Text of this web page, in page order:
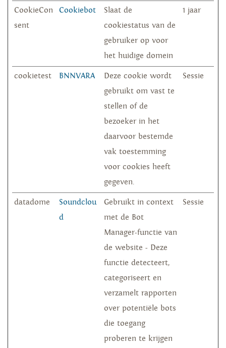
CookieCon
sent
Cookiebot
Slaat de
cookiestatus van de
gebruiker op voor
het huidige domein
1 jaar
cookietest BNNVARA
Deze cookie wordt
gebruikt om vast te
stellen of de
bezoeker in het
daarvoor bestemde
vak toestemming
voor cookies heeft
gegeven.
Sessie
datadome
Soundclou
d
Gebruikt in context
met de Bot
Manager-functie van
de website - Deze
functie detecteert,
categoriseert en
verzamelt rapporten
over potentiële bots
die toegang
proberen te krijgen
Sessie